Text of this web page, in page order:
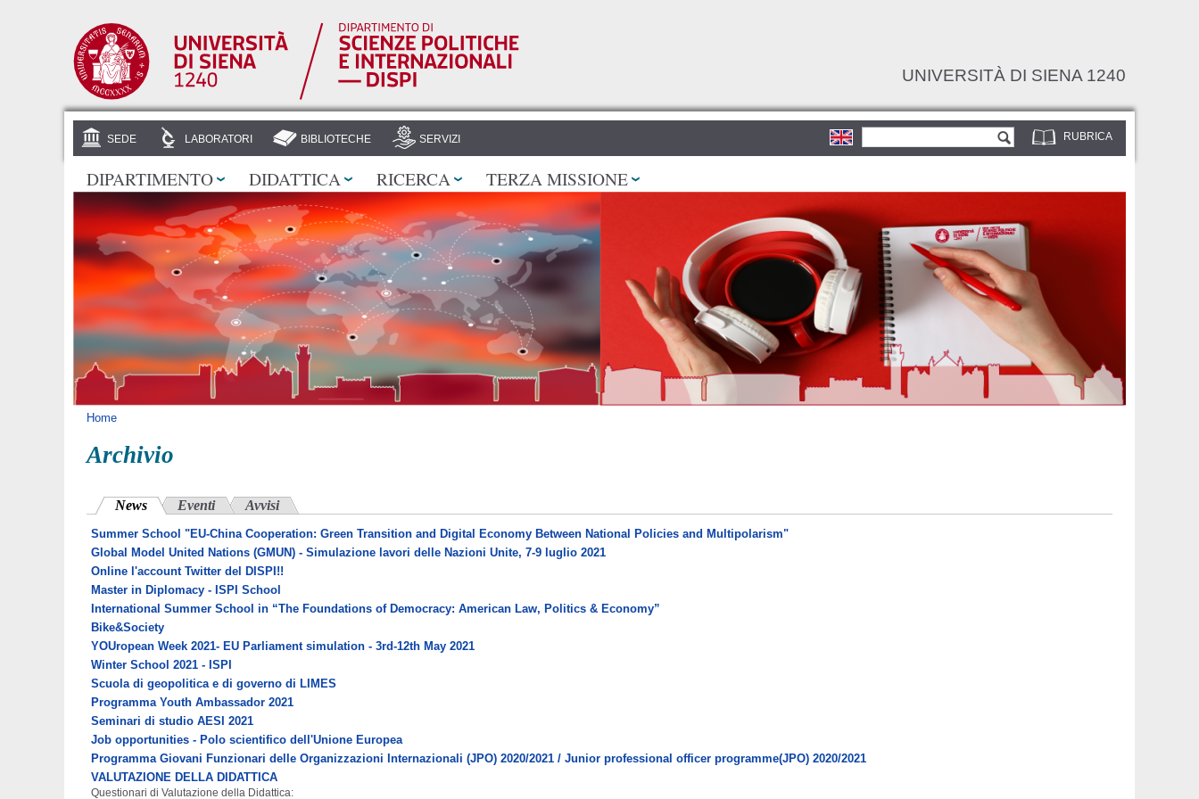
UNIVERSITÀ DI SIENA 1240
RUBRICA
Form di ricerca
SEDE LABORATORI BIBLIOTECHE SERVIZI
DIPARTIMENTO DIDATTICA RICERCA TERZA MISSIONE
Tu sei qui
Home
Archivio
News (scheda attiva)
Eventi Avvisi
Summer School "EU-China Cooperation: Green Transition and Digital Economy Between National Policies and Multipolarism"
Global Model United Nations (GMUN) - Simulazione lavori delle Nazioni Unite, 7-9 luglio 2021
Online l'account Twitter del DISPI!!
Master in Diplomacy - ISPI School
International Summer School in “The Foundations of Democracy: American Law, Politics & Economy”
Bike&Society
YOUropean Week 2021- EU Parliament simulation - 3rd-12th May 2021
Winter School 2021 - ISPI
Scuola di geopolitica e di governo di LIMES
Programma Youth Ambassador 2021
Seminari di studio AESI 2021
Job opportunities - Polo scientifico dell'Unione Europea
Programma Giovani Funzionari delle Organizzazioni Internazionali (JPO) 2020/2021 / Junior professional officer programme(JPO) 2020/2021
VALUTAZIONE DELLA DIDATTICA
Questionari di Valutazione della Didattica: